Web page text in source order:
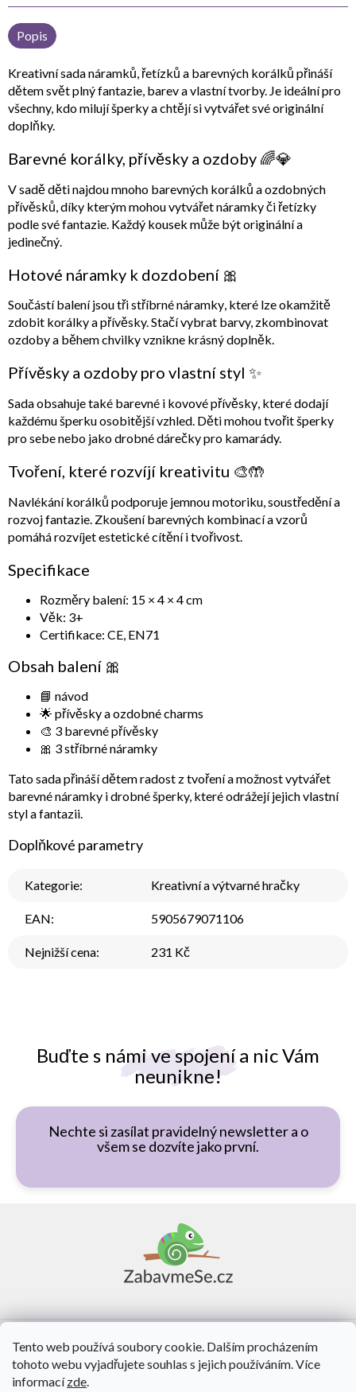
Tento web používá soubory cookie. Dalším procházením
tohoto webu vyjadřujete souhlas s jejich používáním. Více
informacízde.
Buďte s námi ve spojení a nic Vám
neunikne!
Nechte si zasílat pravidelný newsletter a o
všem se dozvíte jako první.
Popis
Kreativní sada náramků, řetízků a barevných korálků přináší
dětem svět plný fantazie, barev a vlastní tvorby. Je ideální pro
všechny, kdo milují šperky a chtějí si vytvářet své originální
doplňky.
Barevné korálky, přívěsky a ozdoby 🌈💎
V sadě děti najdou mnoho barevných korálků aozdobných
přívěsků , díky kterým mohou vytvářet náramky či řetízky
podle své fantazie. Každý kousek může být originální a
jedinečný.
Hotové náramky k dozdobení 🎀
Součástí balení jsoutři stříbrné náramky, které lze okamžitě
zdobit korálky a přívěsky. Stačí vybrat barvy, zkombinovat
ozdoby a během chvilky vznikne krásný doplněk.
Přívěsky a ozdoby pro vlastní styl ✨
Sada obsahuje také barevné i kovové přívěsky, které dodají
každému šperku osobitější vzhled. Děti mohou tvořit šperky
pro sebe nebo jako drobné dárečky pro kamarády.
Tvoření, které rozvíjí kreativitu 🎨🤲
Navlékání korálků podporuje jemnou motoriku, soustředění a
rozvoj fantazie. Zkoušení barevných kombinací a vzorů
pomáhá rozvíjet estetické cítění i tvořivost.
Specifikace
Rozměry balení: 15 × 4 × 4 cm
Věk: 3+
Certifikace: CE, EN71
Obsah balení 🎀
📘 návod
🌟 přívěsky a ozdobné charms
🎨 3 barevné přívěsky
🎀 3 stříbrné náramky
Tato sada přináší dětem radost z tvoření a možnost vytvářet
barevné náramky i drobné šperky, které odrážejí jejich vlastní
styl a fantazii.
Doplňkové parametry
Kategorie: Kreativní a výtvarné hračky
EAN: 5905679071106
Nejnižší cena: 231 Kč
O nás